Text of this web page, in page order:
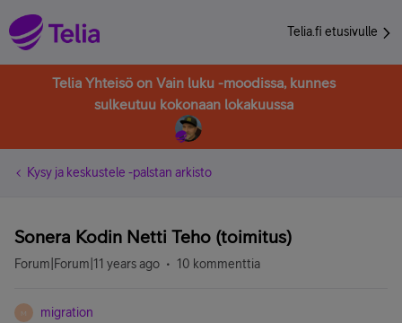
Telia.fi etusivulle
Telia Yhteisö on Vain luku -moodissa, kunnes
sulkeutuu kokonaan lokakuussa
Kysy ja keskustele -palstan arkisto
Sonera Kodin Netti Teho (toimitus)
Forum|Forum|11 years ago 10 kommenttia
M migration